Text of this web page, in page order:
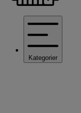
Kategorier